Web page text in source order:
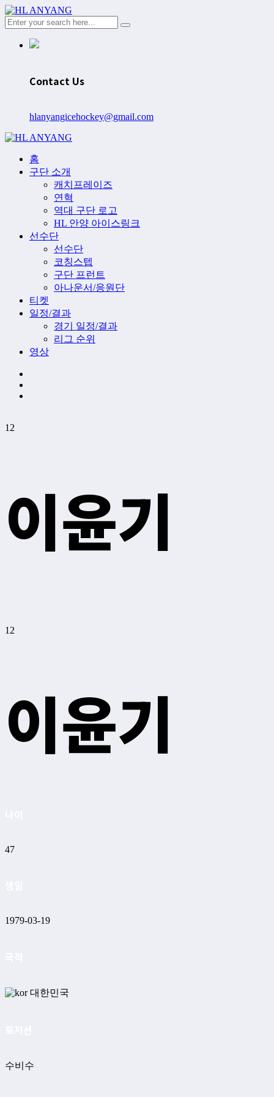
Contact Us
hlanyangicehockey@gmail.com
홈
구단 소개
캐치프레이즈
연혁
역대 구단 로고
HL 안양 아이스링크
선수단
선수단
코칭스텝
구단 프런트
아나운서/응원단
티켓
일정/결과
경기 일정/결과
리그 순위
영상
12
이윤기
12
이윤기
47
1979-03-19
대한민국
수비수